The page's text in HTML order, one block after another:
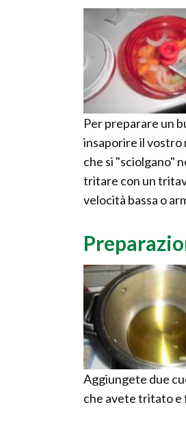
Per preparare un
insaporire il vostro
che si "sciolgano"
tritare con un
velocità bassa o
Aggiungete due
che avete tritato e